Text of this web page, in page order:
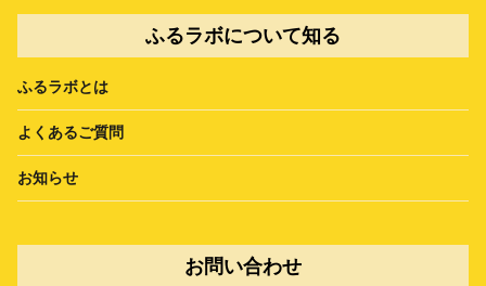
ふるラボについて知る
ふるラボとは
よくあるご質問
お知らせ
お問い合わせ